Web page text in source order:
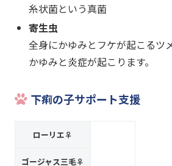
糸状菌という真菌
寄生虫
全身にかゆみとフケが起こるツ
かゆみと炎症が起こります。
下痢の子サポート支援
ローリエ♀
ゴージャス三毛♀